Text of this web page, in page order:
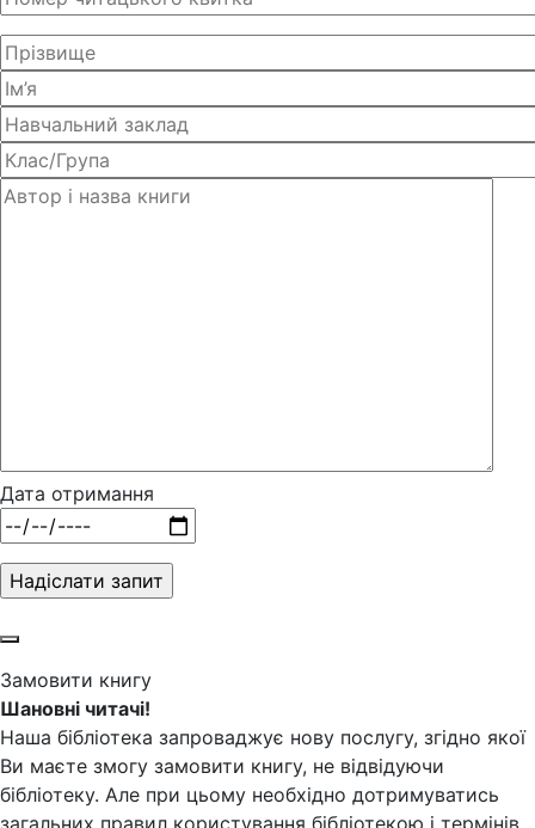
Дата отримання
Замовити книгу
Шановні читачі!
Наша бібліотека запроваджує нову послугу, згідно якої
Ви маєте змогу замовити книгу, не відвідуючи
бібліотеку. Але при цьому необхідно дотримуватись
загальних правил користування бібліотекою і термінів